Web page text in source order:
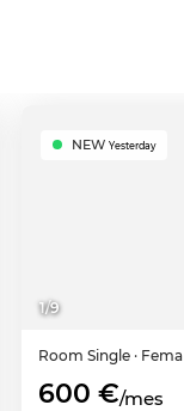
1/9
NEW Yesterday
Room Single ·
600 €/mes